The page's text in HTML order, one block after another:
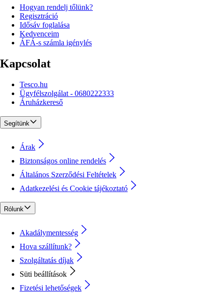
Hogyan rendelj tőlünk?
Regisztráció
Idősáv foglalása
Kedvenceim
ÁFÁ-s számla igénylés
Kapcsolat
Tesco.hu
Ügyfélszolgálat - 0680222333
Áruházkereső
Segítünk
Árak
Biztonságos online rendelés
Általános Szerződési Feltételek
Adatkezelési és Cookie tájékoztató
Rólunk
Akadálymentesség
Hova szállítunk?
Szolgáltatás díjak
Süti beállítások
Fizetési lehetőségek